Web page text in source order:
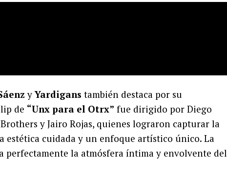
yYardigans también destaca por su
de “Unx para el Otrx” fue dirigido por Diego
y Jairo Rojas, quienes lograron capturar la
estética cuidada y un enfoque artístico único. La
perfectamente la atmósfera íntima y envolvente del